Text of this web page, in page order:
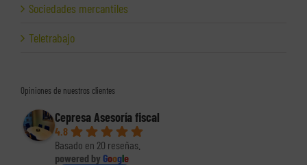
Sociedades mercantiles
Teletrabajo
Opiniones de nuestros clientes
Cepresa Asesoría fiscal
4.8
Basado en 20 reseñas.
powered by Google